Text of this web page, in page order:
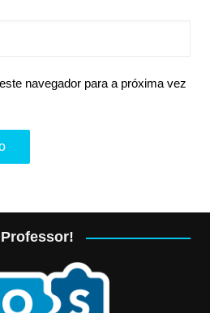
navegador para a próxima vez